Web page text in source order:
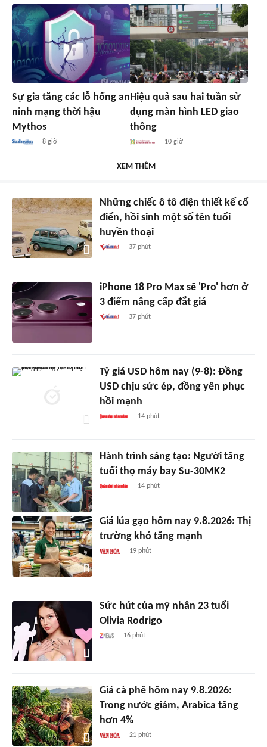
Sự gia tăng các lỗ hổng an
ninh mạng thời hậu
Mythos
8 giờ
Hiệu quả sau hai tuần sử
dụng màn hình LED giao
thông
10 giờ
XEM THÊM
Những chiếc ô tô điện thiết kế cổ
điển, hồi sinh một số tên tuổi
huyền thoại
37 phút
iPhone 18 Pro Max sẽ 'Pro' hơn ở
3 điểm nâng cấp đắt giá
37 phút
Tỷ giá USD hôm nay (9-8): Đồng
USD chịu sức ép, đồng yên phục
hồi mạnh
14 phút
Hành trình sáng tạo: Người tăng
tuổi thọ máy bay Su-30MK2
14 phút
Giá lúa gạo hôm nay 9.8.2026: Thị
trường khó tăng mạnh
19 phút
Sức hút của mỹ nhân 23 tuổi
Olivia Rodrigo
16 phút
Giá cà phê hôm nay 9.8.2026:
Trong nước giảm, Arabica tăng
hơn 4%
21 phút